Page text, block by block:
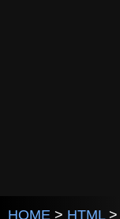
HOME > HTML>